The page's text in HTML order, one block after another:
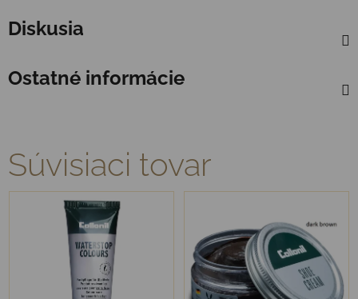
Diskusia
Ostatné informácie
Súvisiaci tovar